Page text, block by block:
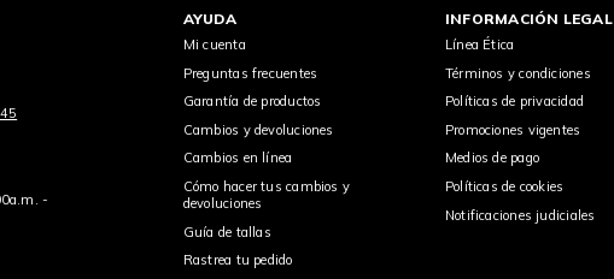
-
AYUDA
Mi cuenta
Preguntas frecuentes
Garantía de productos
Cambios y devoluciones
Cambios en línea
Cómo hacer tus cambios y
devoluciones
Guía de tallas
Rastrea tu pedido
INFORMACIÓN LEGAL
Línea Ética
Términos y condiciones
Políticas de privacidad
Promociones vigentes
Medios de pago
Políticas de cookies
Notificaciones judiciales